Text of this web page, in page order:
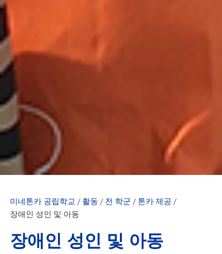
미네톤카 공립학교 / 활동 / 전 학군 / 톤카 제공 /
장애인 성인 및 아동
장애인 성인 및 아동